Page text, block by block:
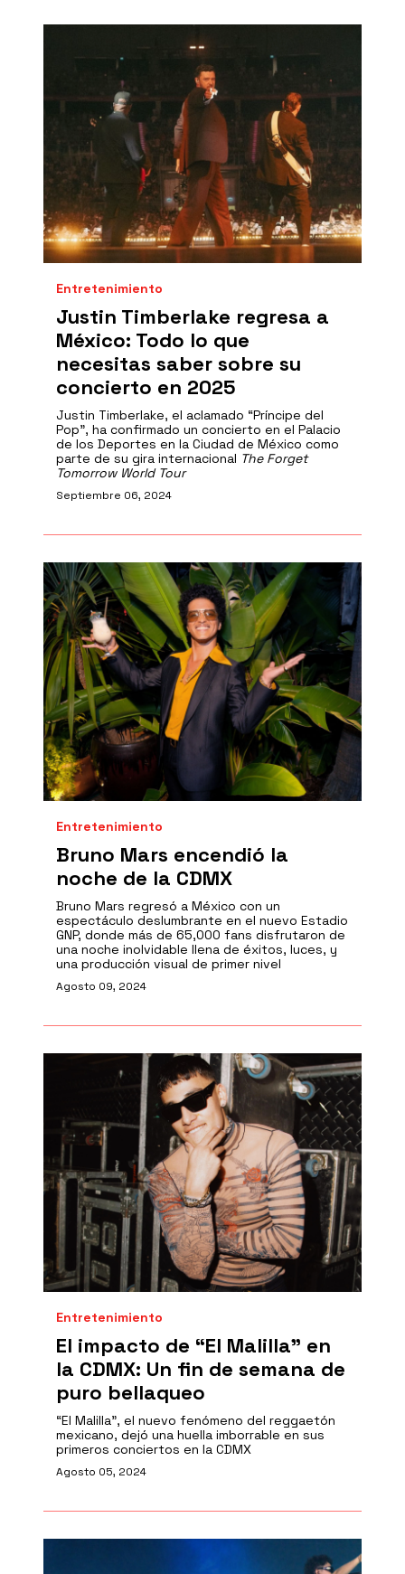
Entretenimiento
Justin Timberlake regresa a
México: Todo lo que
necesitas saber sobre su
concierto en 2025
Justin Timberlake, el aclamado “Príncipe del
Pop”, ha confirmado un concierto en el Palacio
de los Deportes en la Ciudad de México como
parte de su gira internacional The Forget
Tomorrow World Tour
Septiembre 06, 2024
Entretenimiento
Bruno Mars encendió la
noche de la CDMX
Bruno Mars regresó a México con un
espectáculo deslumbrante en el nuevo Estadio
GNP, donde más de 65,000 fans disfrutaron de
una noche inolvidable llena de éxitos, luces, y
una producción visual de primer nivel
Agosto 09, 2024
Entretenimiento
El impacto de “El Malilla” en
la CDMX: Un fin de semana de
puro bellaqueo
“El Malilla”, el nuevo fenómeno del reggaetón
mexicano, dejó una huella imborrable en sus
primeros conciertos en la CDMX
Agosto 05, 2024